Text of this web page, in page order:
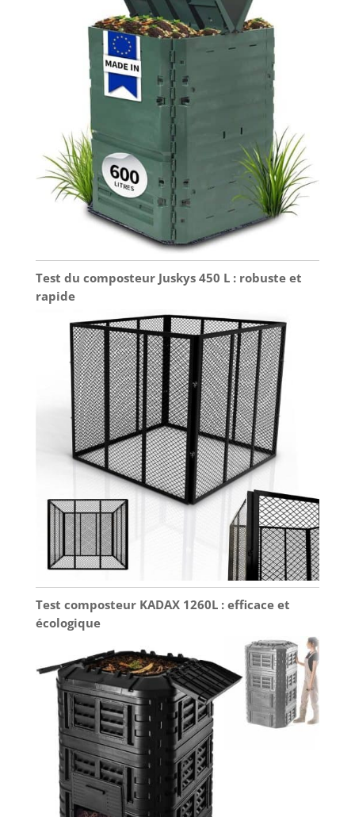
Test du composteur Juskys 450 L : robuste et
rapide
Test composteur KADAX 1260L : efficace et
écologique